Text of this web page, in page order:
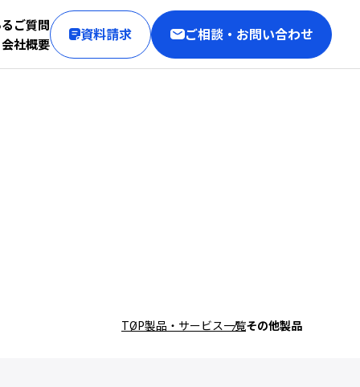
ご質問
会社概要
資料請求 ご相談・お問い合わせ
TOP製品・サービス一覧その他製品